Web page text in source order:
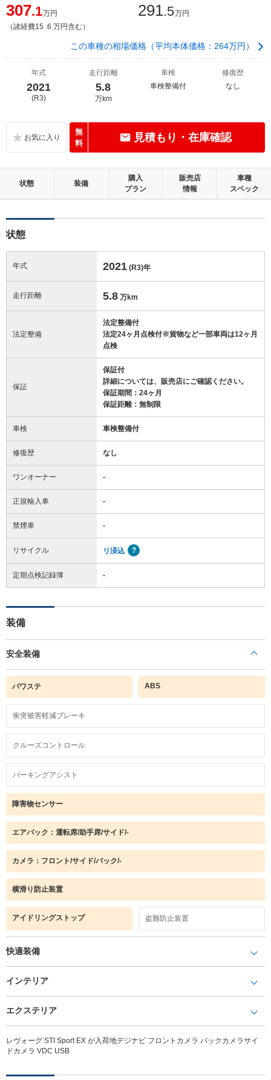
307.1万円
（諸経費15 .6 万円含む）
291.5万円
この車種の相場価格（平均本体価格：264万円）
年式
2021
(R3)
走行距離
5.8
万km
車検
車検整備付
修復歴
なし
無
料
見積もり・在庫確認
状態 装備
購入
プラン
販売店
情報
車種
スペック
状態
年式 2021 (R3)年
走行距離 5.8 万km
法定整備
法定整備付
法定24ヶ月点検付※貨物など一部車両は12ヶ月
点検
保証
保証付
詳細については、販売店にご確認ください。
保証期間：24ヶ月
保証距離：無制限
車検 車検整備付
修復歴 なし
ワンオーナー -
正規輸入車 -
禁煙車 -
リサイクル リ済込
定期点検記録簿 -
装備
安全装備
パワステ ABS
衝突被害軽減ブレーキ
クルーズコントロール
パーキングアシスト
障害物センサー
エアバック：運転席/助手席/サイド/-
カメラ：フロント/サイド/バック/-
横滑り防止装置
アイドリングストップ 盗難防止装置
快適装備
インテリア
エクステリア
レヴォーグ STI Sport EX が入荷地デジナビ フロントカメラ バックカメラサイ
ドカメラ VDC USB